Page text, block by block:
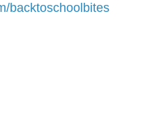
backtoschoolbites